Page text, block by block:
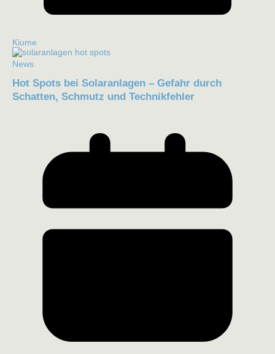
Kiume
News
Hot Spots bei Solaranlagen – Gefahr durch
Schatten, Schmutz und Technikfehler